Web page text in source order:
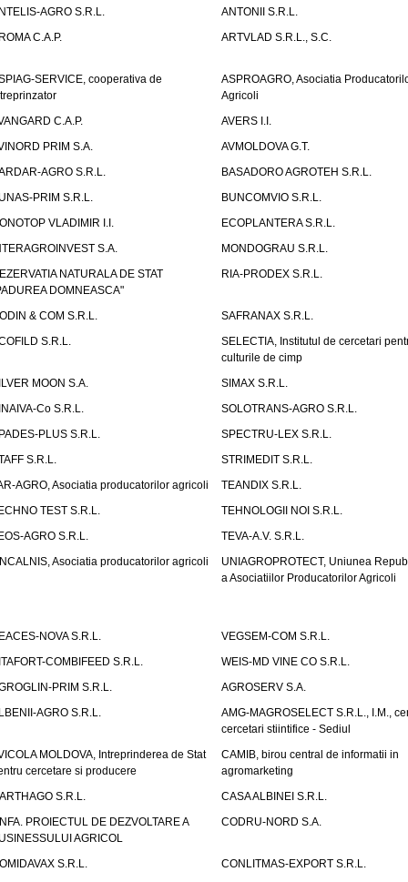
AGRO S.R.L.
ANTONII S.R.L.
C.A.P.
ARTVLAD S.R.L., S.C.
SERVICE, cooperativa de
ASPROAGRO, Asociatia
Agricoli
C.A.P.
AVERS I.I.
PRIM S.A.
AVMOLDOVA G.T.
AGRO S.R.L.
BASADORO AGROTEH S.R.L.
PRIM S.R.L.
BUNCOMVIO S.R.L.
VLADIMIR I.I.
ECOPLANTERA S.R.L.
S.A.
MONDOGRAU S.R.L.
NATURALA DE STAT
DOMNEASCA"
RIA-PRODEX S.R.L.
& COM S.R.L.
SAFRANAX S.R.L.
S.R.L.
SELECTIA, Institutul de cercetari
culturile de cimp
MOON S.A.
SIMAX S.R.L.
Co S.R.L.
SOLOTRANS-AGRO S.R.L.
PLUS S.R.L.
SPECTRU-LEX S.R.L.
S.R.L.
STRIMEDIT S.R.L.
AGRO, Asociatia producatorilor agricoli
TEANDIX S.R.L.
TEST S.R.L.
TEHNOLOGII NOI S.R.L.
AGRO S.R.L.
TEVA-A.V. S.R.L.
Asociatia producatorilor agricoli
UNIAGROPROTECT, Uniunea
a Asociatiilor Producatorilor Agricoli
NOVA S.R.L.
VEGSEM-COM S.R.L.
COMBIFEED S.R.L.
WEIS-MD VINE CO S.R.L.
PRIM S.R.L.
AGROSERV S.A.
AGRO S.R.L.
AMG-MAGROSELECT S.R.L., I.M.,
cercetari stiintifice - Sediul
MOLDOVA, Intreprinderea de Stat
cercetare si producere
CAMIB, birou central de informatii in
agromarketing
S.R.L.
CASA ALBINEI S.R.L.
PROIECTUL DE DEZVOLTARE A
AGRICOL
CODRU-NORD S.A.
S.R.L.
CONLITMAS-EXPORT S.R.L.